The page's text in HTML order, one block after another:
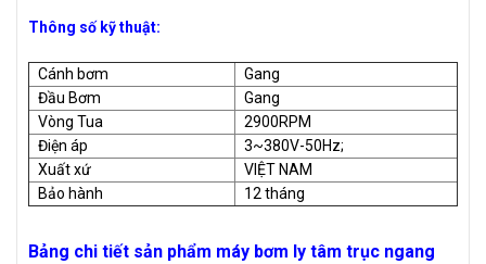
Thông số kỹ thuật:
Cánh bơm
Gang
Đầu Bơm
Gang
Vòng Tua
2900RPM
Điện áp
3~380V-50Hz;
Xuất xứ
VIỆT NAM
Bảo hành
12 tháng
Bảng chi tiết sản phẩm máy bơm ly tâm trục ngang